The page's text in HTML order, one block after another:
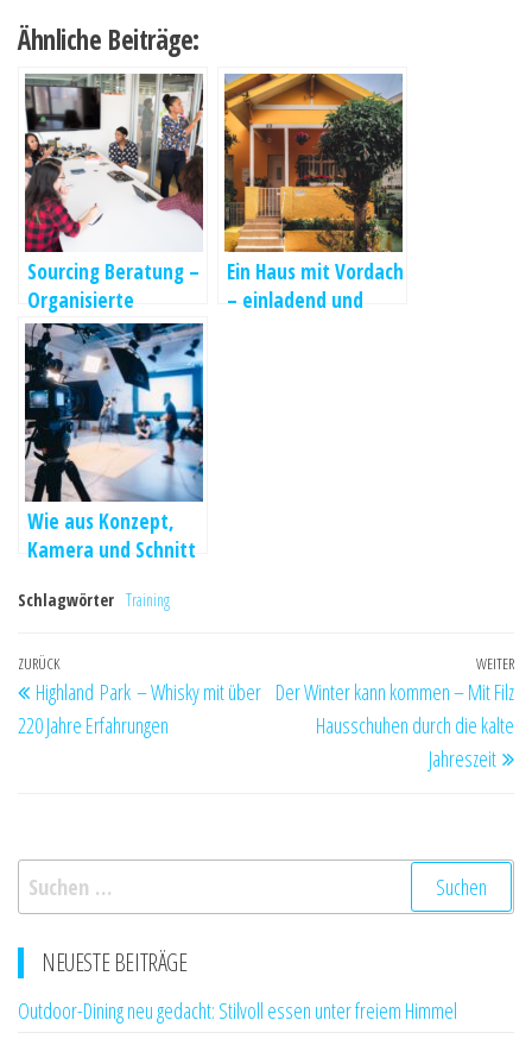
Ähnliche Beiträge:
Sourcing Beratung –
Organisierte
Arbeitsabläufe
Ein Haus mit Vordach
– einladend und
Wie aus Konzept,
Kamera und Schnitt
entsteht
Schlagwörter Training
Beitragsnavigation
Vorheriger
Beitrag
ZURÜCK
Highland Park – Whisky mit über
220 Jahre Erfahrungen
WEITER
Der Winter kann kommen – Mit Filz
Hausschuhen durch die kalte
Jahreszeit
Suchen
nach:
NEUESTE BEITRÄGE
Outdoor-Dining neu gedacht: Stilvoll essen unter freiem Himmel